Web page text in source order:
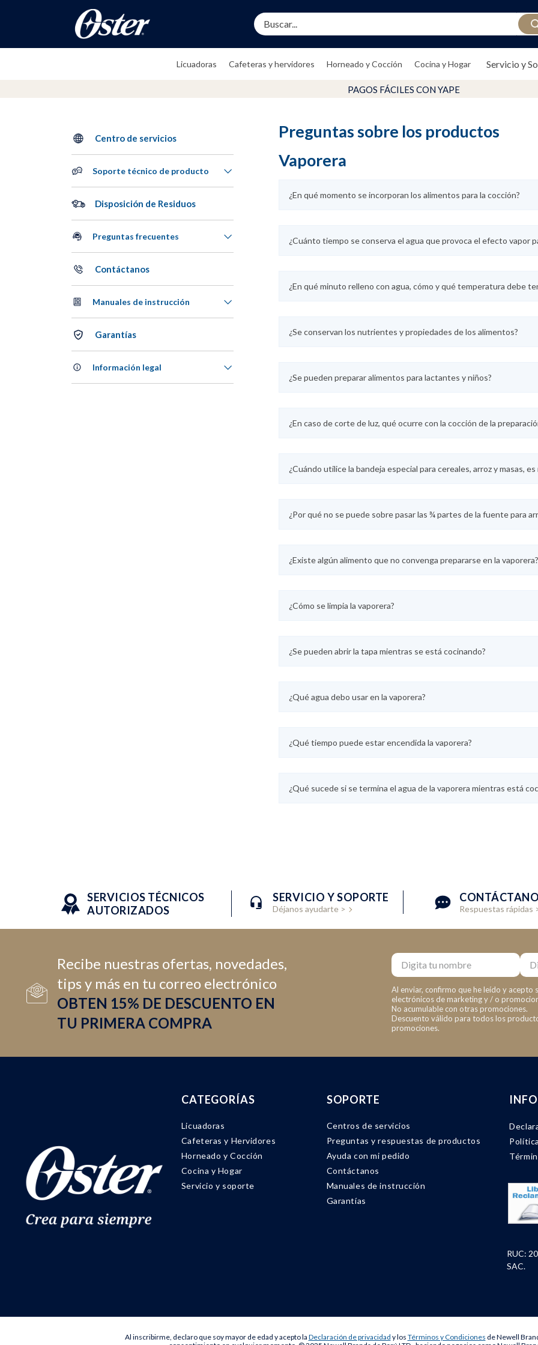
Buscar...
Licuadoras Cafeteras y hervidores Horneado y Cocción Cocina y Hogar Servicio y
PAGOS FÁCILES CON YAPE
Centro de servicios
Soporte técnico de producto
Disposición de Residuos
Preguntas frecuentes
Contáctanos
Manuales de instrucción
Garantías
Información legal
Preguntas sobre los productos
Vaporera
¿En qué momento se incorporan los alimentos para la cocción?
¿Cuánto tiempo se conserva el agua que provoca el efecto vapor
¿En qué minuto relleno con agua, cómo y qué temperatura debe
¿Se conservan los nutrientes y propiedades de los alimentos?
¿Se pueden preparar alimentos para lactantes y niños?
¿En caso de corte de luz, qué ocurre con la cocción de la
¿Cuándo utilice la bandeja especial para cereales, arroz y masas,
¿Por qué no se puede sobre pasar las ¾ partes de la fuente para
¿Existe algún alimento que no convenga prepararse en la vaporera?
¿Cómo se limpia la vaporera?
¿Se pueden abrir la tapa mientras se está cocinando?
¿Qué agua debo usar en la vaporera?
¿Qué tiempo puede estar encendida la vaporera?
¿Qué sucede si se termina el agua de la vaporera mientras está
SERVICIOS TÉCNICOS
AUTORIZADOS
SERVICIO Y SOPORTE
Déjanos ayudarte > Respuestas rápidas
Recibe nuestras ofertas, novedades,
tips y más en tu correo electrónico
OBTEN 15% DE DESCUENTO EN
TU PRIMERA COMPRA
Nombre Email
Al enviar, confirmo que he leído y acepto
electrónicos de marketing y / o
No acumulable con otras promociones.
Descuento válido para todos los
promociones.
CATEGORÍAS
Licuadoras
Cafeteras y Hervidores
Horneado y Cocción
Cocina y Hogar
Servicio y soporte
SOPORTE
Centros de servicios
Preguntas y respuestas de productos
Ayuda con mi pedido
Contáctanos
Manuales de instrucción
Garantías
RUC:
SAC.
Al inscribirme, declaro que soy mayor de edad y acepto la Declaración de privacidad y los Términos y Condiciones de Newell
TÉRMINOS MÁS BUSCADOS
oster
6.
licuadoras
9.
10. accesorios